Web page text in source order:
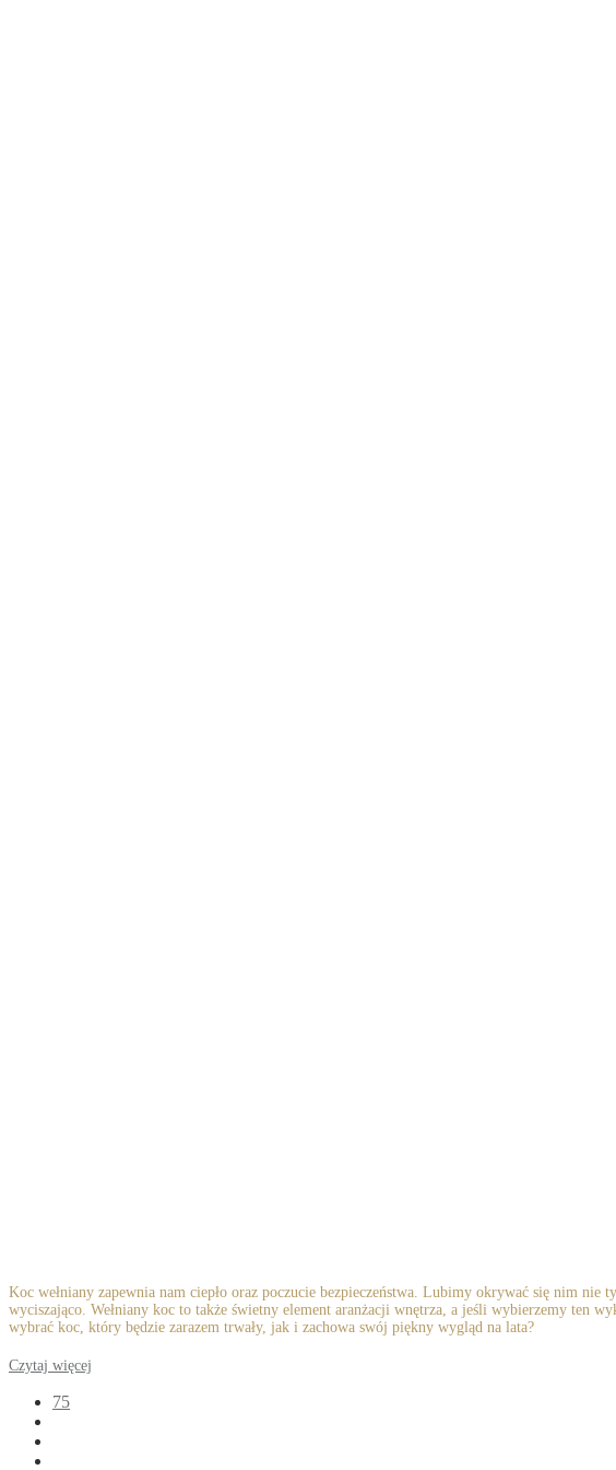
Koc wełniany zapewnia nam ciepło oraz poczucie bezpieczeństwa. Lubimy okrywać się nim
wyciszająco. Wełniany koc to także świetny element aranżacji wnętrza, a jeśli wybierzemy ten
wybrać koc, który będzie zarazem trwały, jak i zachowa swój piękny wygląd na lata?
Czytaj więcej
75